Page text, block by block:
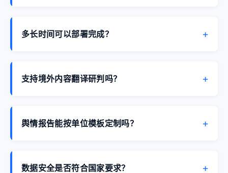
众号、视频号等公开内容，同时对抖音、微博、B站
等公开社媒采集，以"截图流出"形式进入公开平台的
多长时间可以部署完成？ +
本地化部署通常2-4周，专属技术团队驻场支持。
支持境外内容翻译研判吗？ +
涉华内容并标注情感倾向，帮助判断境外舆情危害程
度。
舆情报告能按单位模板定制吗？ +
日报/周报/专题报告，支持Word和PDF导出。
数据安全是否符合国家要求？ +